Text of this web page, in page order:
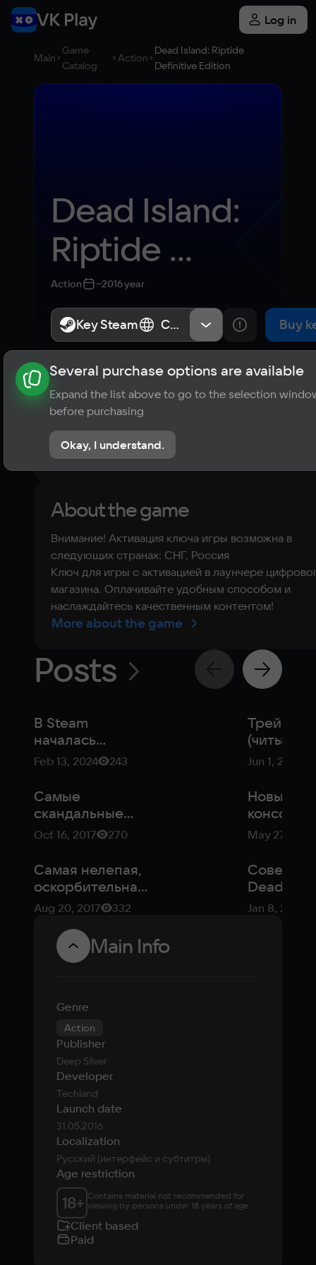
Log in
Main
Game
Catalog
Action
Dead Island: Riptide
Definitive Edition
Dead Island:
Riptide
Definitive
Edition
Action ~2016 year
Key Steam СНГ, Россия Buy
About the game News Publications
? Player ratings
No reviews
About the game
Внимание! Активация ключа игры возможна в
следующих странах: СНГ, Россия
Ключ для игры с активацией в лаунчере
магазина. Оплачивайте удобным способом и
наслаждайтесь качественным контентом!
More about the game
Posts
В Steam
началась
бесплатная
ремастера Dead
Island со всеми
DLC
Feb 13, 2024 243
Самые
скандальные
игровые
первая (18+)
Oct 16, 2017 270
Самая нелепая,
оскорбительная,
пошлая и глупая
игровая
реклама
Aug 20, 2017 332
Трейнер
(читы)
Dead
Definitive
Edition
Jun 1, 2016
Новые
консоли
E3 и
новости
May 27, 2016
Советы
Dead
Riptide
Jan 8, 2015
Main Info
Genre
Action
Publisher
Deep Silver
Developer
Techland
Launch date
31.05.2016
Localization
Русский (интерфейс и субтитры)
Age restriction
18+ Contains material not recommended for
viewing by persons under 18 years of age
Client based
Paid
Key Steam СНГ, Россия
Several purchase options are available
Expand the list above to go to the selection
before purchasing
Okay, I understand.